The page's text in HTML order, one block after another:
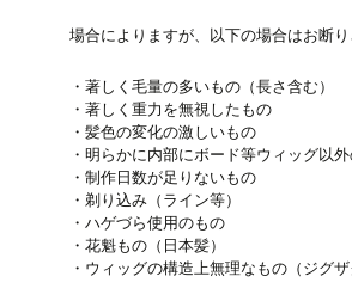
場合によりますが、以下の場合はお断
・著しく毛量の多いもの（長さ含む）
・著しく重力を無視したもの
・髪色の変化の激しいもの
・明らかに内部にボード等ウィッグ以
・制作日数が足りないもの
・剃り込み（ライン等）
・ハゲづら使用のもの
・花魁もの（日本髪）
・ウィッグの構造上無理なもの（ジグザ